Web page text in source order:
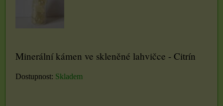
Minerální kámen ve skleněné lahvičce - Citrín
Dostupnost: Skladem